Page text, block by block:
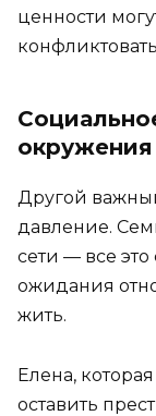
ценности
окружения
Другой
давление.
сети — все
ожидания
жить.
Елена,
оставить